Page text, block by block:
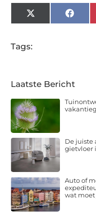
X
(Twitter)
Tags:
Laatste Bericht
De juiste
gietvloer
Auto of
wat moet